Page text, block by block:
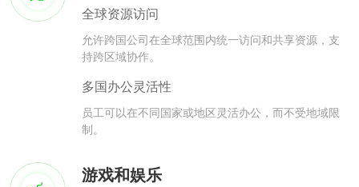
全球资源访问
允许跨国公司在全球范围内统一访问和共享资源，支
持跨区域协作。
多国办公灵活性
员工可以在不同国家或地区灵活办公，而不受地域限
制。
游戏和娱乐